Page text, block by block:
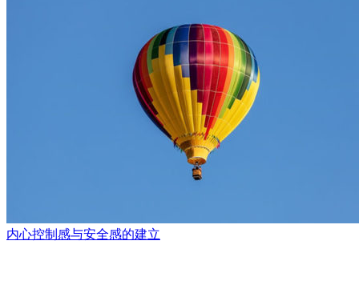
内心控制感与安全感的建立